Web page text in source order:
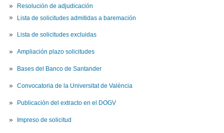
Resolución de adjudicación
Lista de solicitudes admitidas a baremación
Lista de solicitudes excluidas
Ampliación plazo solicitudes
Bases del Banco de Santander
Convocatoria de la Universitat de València
Publicación del extracto en el DOGV
Impreso de solicitud